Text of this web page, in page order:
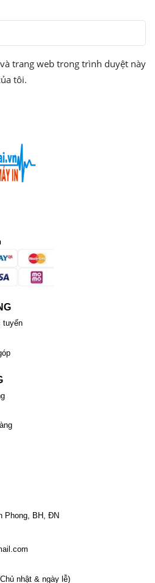
trang web trong trình duyệt này
tôi.
tuyến
Phong, BH, ĐN
nhật & ngày lễ)